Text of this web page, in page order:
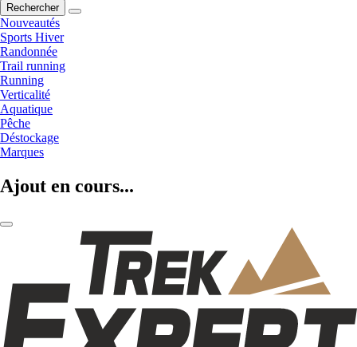
Rechercher
Nouveautés
Sports Hiver
Randonnée
Trail running
Running
Verticalité
Aquatique
Pêche
Déstockage
Marques
Ajout en cours...